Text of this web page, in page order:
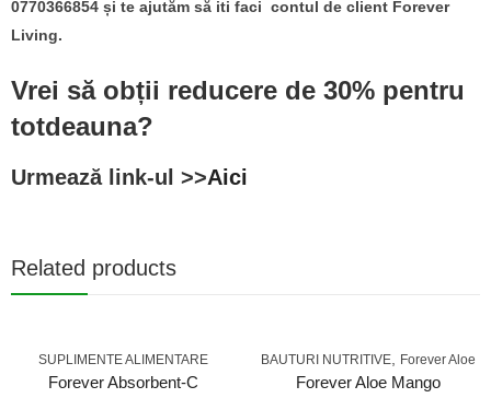
0770366854 și te ajutăm să iti faci contul de client Forever
Living.
Vrei să obții reducere de 30% pentru
totdeauna?
Urmează link-ul >>Aici
Related products
SUPLIMENTE ALIMENTARE
Forever Absorbent-C
BAUTURI NUTRITIVE, Forever Aloe
Forever Aloe Mango